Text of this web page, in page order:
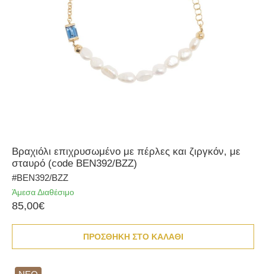
Βραχιόλι επιχρυσωμένο με πέρλες και ζιργκόν, με
σταυρό (code BEN392/BZZ)
#BEN392/BZZ
Άμεσα Διαθέσιμο
85,00€
ΠΡΟΣΘΗΚΗ ΣΤΟ ΚΑΛΑΘΙ